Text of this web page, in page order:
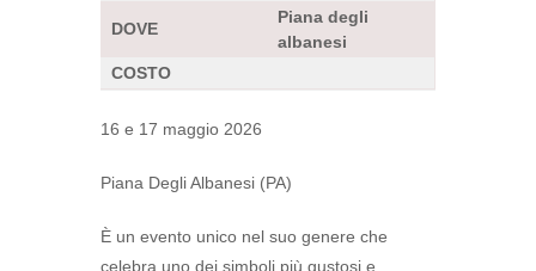
DOVE
Piana degli
albanesi
COSTO
16 e 17 maggio 2026
Piana Degli Albanesi (PA)
È un evento unico nel suo genere che
celebra uno dei simboli più gustosi e